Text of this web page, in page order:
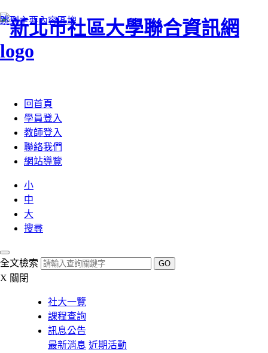
跳到主要內容區塊
回首頁
學員登入
教師登入
聯絡我們
網站導覽
小
中
大
搜尋
全文檢索 GO
X 關閉
社大一覽
課程查詢
訊息公告
最新消息 近期活動